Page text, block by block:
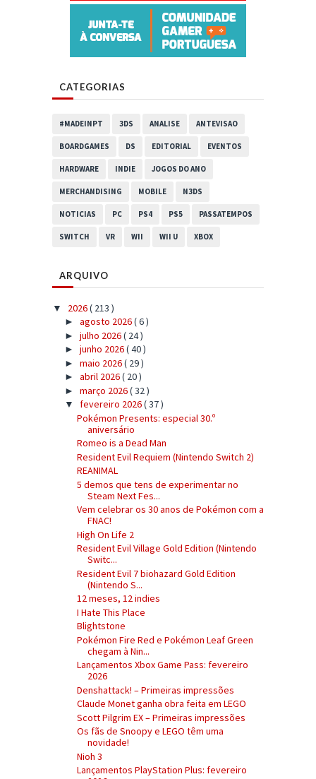
CATEGORIAS
#MADEINPT 3DS ANALISE ANTEVISAO
BOARDGAMES DS EDITORIAL EVENTOS
HARDWARE INDIE JOGOS DO ANO
MERCHANDISING MOBILE N3DS
NOTICIAS PC PS4 PS5 PASSATEMPOS
SWITCH VR WII WII U XBOX
ARQUIVO
▼ 2026( 213 )
► agosto 2026( 6 )
► julho 2026( 24 )
► junho 2026( 40 )
► maio 2026( 29 )
► abril 2026( 20 )
► março 2026( 32 )
▼ fevereiro 2026( 37 )
Pokémon Presents: especial 30.º
aniversário
Romeo is a Dead Man
Resident Evil Requiem (Nintendo Switch 2)
REANIMAL
5 demos que tens de experimentar no
Steam Next Fes...
Vem celebrar os 30 anos de Pokémon com a
FNAC!
High On Life 2
Resident Evil Village Gold Edition (Nintendo
Switc...
Resident Evil 7 biohazard Gold Edition
(Nintendo S...
12 meses, 12 indies
I Hate This Place
Blightstone
Pokémon Fire Red e Pokémon Leaf Green
chegam à Nin...
Lançamentos Xbox Game Pass: fevereiro
2026
Denshattack! – Primeiras impressões
Claude Monet ganha obra feita em LEGO
Scott Pilgrim EX – Primeiras impressões
Os fãs de Snoopy e LEGO têm uma
novidade!
Nioh 3
Lançamentos PlayStation Plus: fevereiro